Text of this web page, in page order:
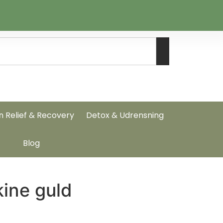
Relief & Recovery Detox & Udrensning
Blog
guld